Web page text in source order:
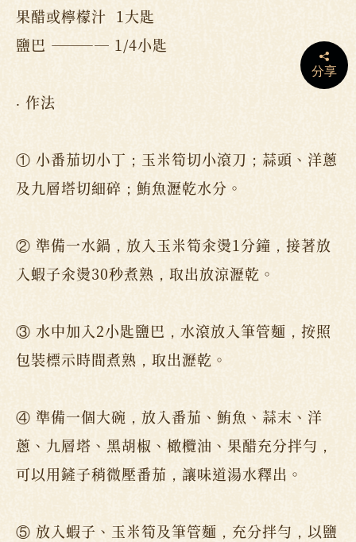
分享
果醋或檸檬汁 1大匙
鹽巴 ———— 1/4小匙
‧ 作法
① 小番茄切小丁；玉米筍切小滾刀；蒜頭、洋蔥
及九層塔切細碎；鮪魚瀝乾水分。
② 準備一水鍋，放入玉米筍汆燙1分鐘，接著放
入蝦子汆燙30秒煮熟，取出放涼瀝乾。
③ 水中加入2小匙鹽巴，水滾放入筆管麵，按照
包裝標示時間煮熟，取出瀝乾。
④ 準備一個大碗，放入番茄、鮪魚、蒜末、洋
蔥、九層塔、黑胡椒、橄欖油、果醋充分拌勻，
可以用鏟子稍微壓番茄，讓味道湯水釋出。
⑤ 放入蝦子、玉米筍及筆管麵，充分拌勻，以鹽